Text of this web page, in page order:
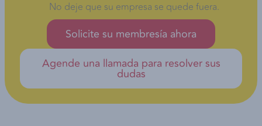
No deje que su empresa se quede fuera.
Solicite su membresía ahora
Agende una llamada para resolver sus
dudas